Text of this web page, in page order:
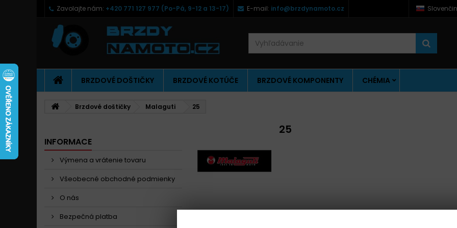
Zavolajte nám: +420 771 127 977 (Po-Pá, 9-12 a 13-17) E-mail: info@brzdynamoto.cz
BRZDOVÉ DOŠTIČKY BRZDOVÉ KOTÚČE BRZDOVÉ KOMPONENTY CHÉMIA
Brzdové doštičky Malaguti 25
INFORMACE
Výmena a vrátenie tovaru
Všeobecné obchodné podmienky
O nás
Bezpečná platba
25